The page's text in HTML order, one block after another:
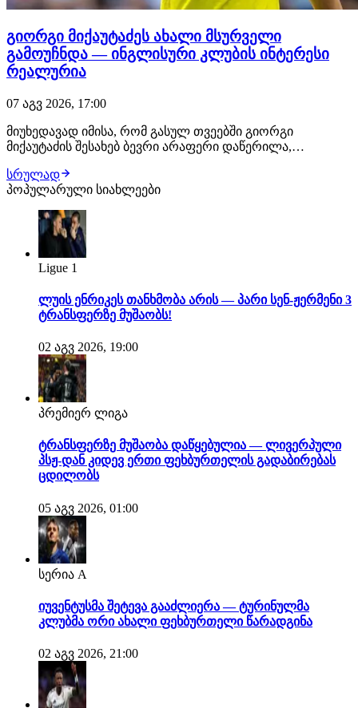
გიორგი მიქაუტაძეს ახალი მსურველი
გამოუჩნდა — ინგლისური კლუბის ინტერესი
რეალურია
07 აგვ 2026, 17:00
მიუხედავად იმისა, რომ გასულ თვეებში გიორგი
მიქაუტაძის შესახებ ბევრი არაფერი დაწერილა,
ფანჯრის ერთ-ერთ მოთხოვნად ფეხბურთელად ამ
დრომდე რჩება. როგორც ჩვენთვის ხდება ცნობილი,
ქართველი თავდამსხმელით ტოტენჰემი ინტერესდება.
ლონდონური კლუბი შეტევის…
სრულად
პოპულარული სიახლეები
Ligue 1
ლუის ენრიკეს თანხმობა არის — პარი სენ-ჟერმენი 3
ტრანსფერზე მუშაობს!
02 აგვ 2026, 19:00
პრემიერ ლიგა
ტრანსფერზე მუშაობა დაწყებულია — ლივერპული
პსჟ-დან კიდევ ერთი ფეხბურთელის გადაბირებას
ცდილობს
05 აგვ 2026, 01:00
სერია A
იუვენტუსმა შეტევა გააძლიერა — ტურინულმა
კლუბმა ორი ახალი ფეხბურთელი წარადგინა
02 აგვ 2026, 21:00